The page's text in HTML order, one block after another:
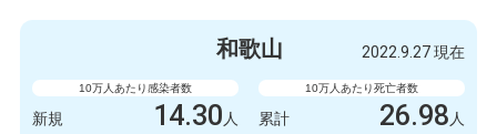
999人 新規
1003778 2845
和歌山 2022.9.27 現在
10万人あたり感染者数
新規 14.30 人
10万人あたり死亡者数
累計 26.98 人